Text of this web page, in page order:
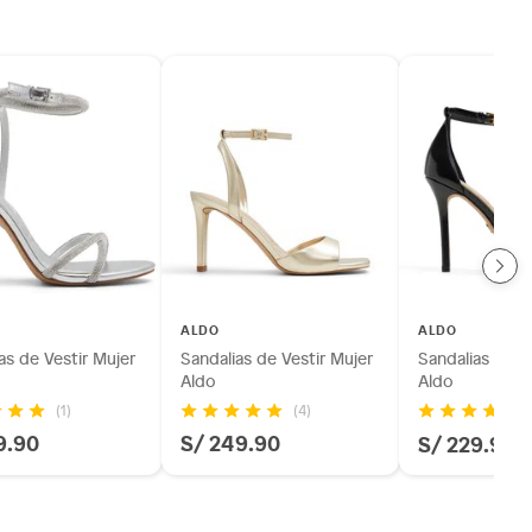
de Vestir Mujer
(1)
ALDO
Sandalias de Vestir Mujer
Aldo
(4)
S/ 249.90
ALDO
Sandalias de
Aldo
S/ 229.90